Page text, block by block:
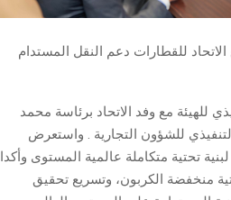
للقطارات دعم النقل المستدام
للهيئة مع وفد الاتحاد برئاسة محمد
للشؤون التجارية . واستعرض
تحتية متكاملة عالمية المستوى وأكدا
منخفضة الكربون، وتسريع تحقيق